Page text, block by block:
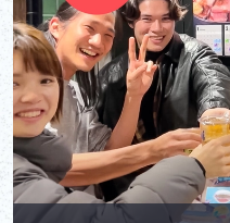
ITALIANO
ESPAÑOL
FRANÇAIS